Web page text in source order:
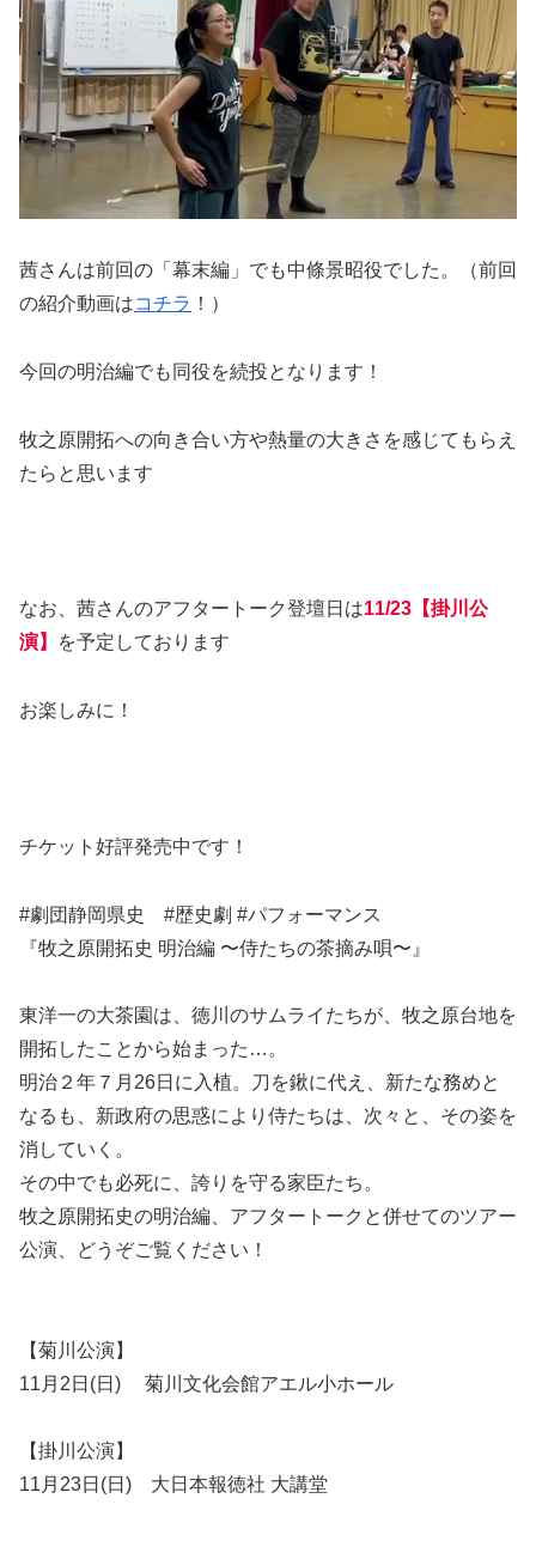
茜さんは前回の「幕末編」でも中條景昭役でした。（前回
の紹介動画はコチラ ！）
今回の明治編でも同役を続投となります！
牧之原開拓への向き合い方や熱量の大きさを感じてもらえ
たらと思います
なお、茜さんのアフタートーク登壇日は11/23【掛川公
演】
を予定しております
お楽しみに！
チケット好評発売中です！
#劇団静岡県史 #歴史劇 #パフォーマンス
『牧之原開拓史 明治編 〜侍たちの茶摘み唄〜』
東洋一の大茶園は、徳川のサムライたちが、牧之原台地を
開拓したことから始まった…。
明治２年７月26日に入植。刀を鍬に代え、新たな務めと
なるも、新政府の思惑により侍たちは、次々と、その姿を
消していく。
その中でも必死に、誇りを守る家臣たち。
牧之原開拓史の明治編、アフタートークと併せてのツアー
公演、どうぞご覧ください！
【菊川公演】
11月2日(日) 菊川文化会館アエル小ホール
【掛川公演】
11月23日(日) 大日本報徳社 大講堂